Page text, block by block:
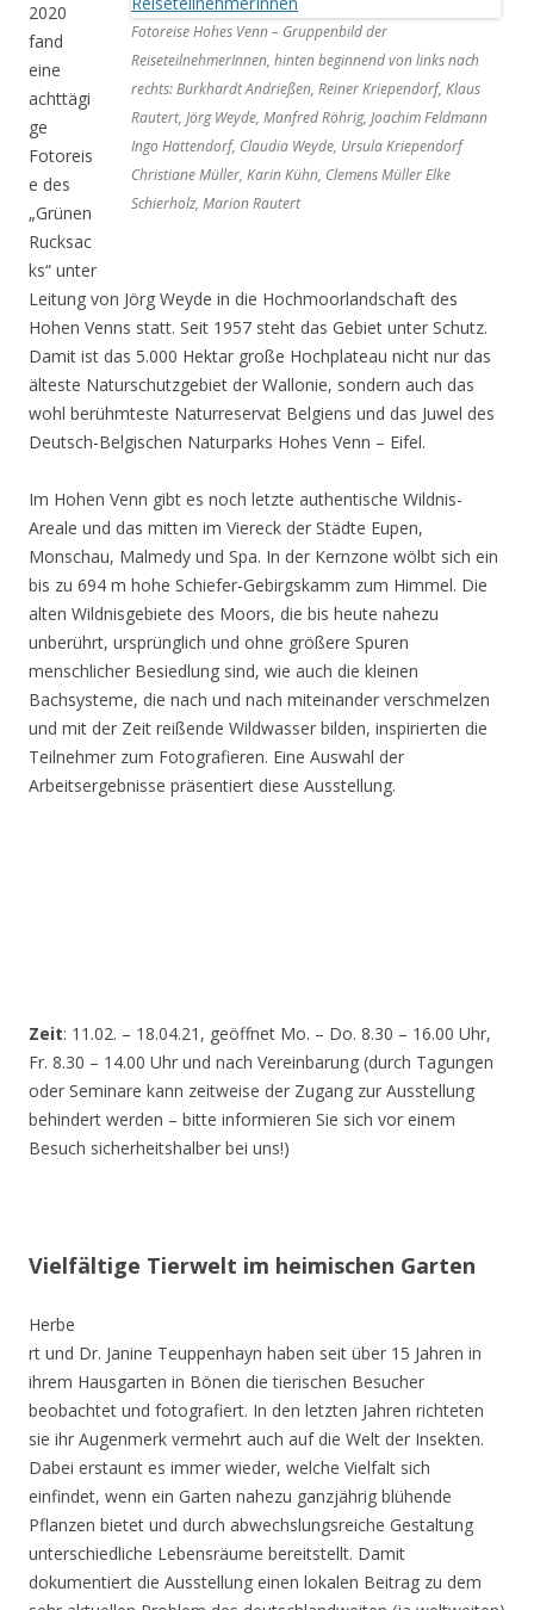
Fotoreise Hohes Venn – Gruppenbild der
ReiseteilnehmerInnen, hinten beginnend von links nach
rechts: Burkhardt Andrießen, Reiner Kriependorf, Klaus
Rautert, Jörg Weyde, Manfred Röhrig, Joachim Feldmann
Ingo Hattendorf, Claudia Weyde, Ursula Kriependorf
Christiane Müller, Karin Kühn, Clemens Müller Elke
Schierholz, Marion Rautert
2020
fand
eine
achttägi
ge
Fotoreis
e des
„Grünen
Rucksac
ks“ unter
Leitung von Jörg Weyde in die Hochmoorlandschaft des
Hohen Venns statt. Seit 1957 steht das Gebiet unter Schutz.
Damit ist das 5.000 Hektar große Hochplateau nicht nur das
älteste Naturschutzgebiet der Wallonie, sondern auch das
wohl berühmteste Naturreservat Belgiens und das Juwel des
Deutsch-Belgischen Naturparks Hohes Venn – Eifel.
Im Hohen Venn gibt es noch letzte authentische Wildnis-
Areale und das mitten im Viereck der Städte Eupen,
Monschau, Malmedy und Spa. In der Kernzone wölbt sich ein
bis zu 694 m hohe Schiefer-Gebirgskamm zum Himmel. Die
alten Wildnisgebiete des Moors, die bis heute nahezu
unberührt, ursprünglich und ohne größere Spuren
menschlicher Besiedlung sind, wie auch die kleinen
Bachsysteme, die nach und nach miteinander verschmelzen
und mit der Zeit reißende Wildwasser bilden, inspirierten die
Teilnehmer zum Fotografieren. Eine Auswahl der
Arbeitsergebnisse präsentiert diese Ausstellung.
Zeit: 11.02. – 18.04.21, geöffnet Mo. – Do. 8.30 – 16.00 Uhr,
Fr. 8.30 – 14.00 Uhr und nach Vereinbarung (durch Tagungen
oder Seminare kann zeitweise der Zugang zur Ausstellung
behindert werden – bitte informieren Sie sich vor einem
Besuch sicherheitshalber bei uns!)
Vielfältige Tierwelt im heimischen Garten
Herbe
rt und Dr. Janine Teuppenhayn haben seit über 15 Jahren in
ihrem Hausgarten in Bönen die tierischen Besucher
beobachtet und fotografiert. In den letzten Jahren richteten
sie ihr Augenmerk vermehrt auch auf die Welt der Insekten.
Dabei erstaunt es immer wieder, welche Vielfalt sich
einfindet, wenn ein Garten nahezu ganzjährig blühende
Pflanzen bietet und durch abwechslungsreiche Gestaltung
unterschiedliche Lebensräume bereitstellt. Damit
dokumentiert die Ausstellung einen lokalen Beitrag zu dem